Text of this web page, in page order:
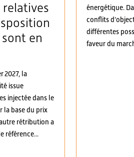
en
2027, la
issue
injectée dans le
la base du prix
rétribution a
référence...
énergétique.
conflits
différentes
faveur du